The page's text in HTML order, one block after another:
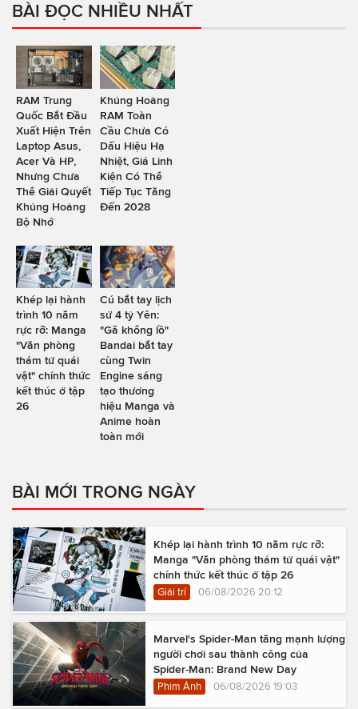
BÀI ĐỌC NHIỀU NHẤT
RAM Trung
Quốc Bắt Đầu
Xuất Hiện Trên
Laptop Asus,
Acer Và HP,
Nhưng Chưa
Thể Giải Quyết
Khủng Hoảng
Bộ Nhớ
Khủng Hoảng
RAM Toàn
Cầu Chưa Có
Dấu Hiệu Hạ
Nhiệt, Giá Linh
Kiện Có Thể
Tiếp Tục Tăng
Đến 2028
Khép lại hành
trình 10 năm
rực rỡ: Manga
"Văn phòng
thám tử quái
vật" chính thức
kết thúc ở tập
26
Cú bắt tay lịch
sử 4 tỷ Yên:
"Gã khổng lồ"
Bandai bắt tay
cùng Twin
Engine sáng
tạo thương
hiệu Manga và
Anime hoàn
toàn mới
BÀI MỚI TRONG NGÀY
Khép lại hành trình 10 năm rực rỡ:
Manga "Văn phòng thám tử quái vật"
chính thức kết thúc ở tập 26
Giải trí 06/08/2026 20:12
Marvel's Spider-Man tăng mạnh lượng
người chơi sau thành công của
Spider-Man: Brand New Day
Phim Ảnh 06/08/2026 19:03